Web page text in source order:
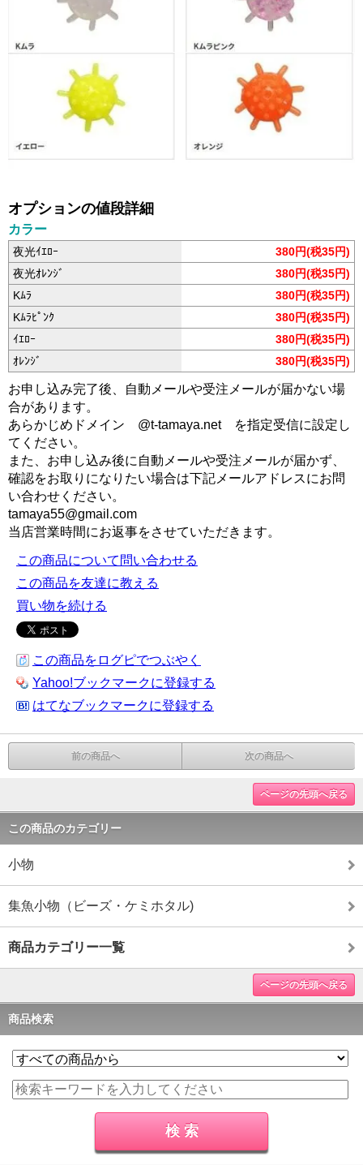
オプションの値段詳細
カラー
夜光ｲｴﾛｰ
380円(税35円)
夜光ｵﾚﾝｼﾞ
380円(税35円)
Kﾑﾗ
380円(税35円)
Kﾑﾗﾋﾟﾝｸ
380円(税35円)
ｲｴﾛｰ
380円(税35円)
ｵﾚﾝｼﾞ
380円(税35円)
お申し込み完了後、自動メールや受注メールが届かない場
合があります。
あらかじめドメイン @t-tamaya.net を指定受信に設定し
てください。
また、お申し込み後に自動メールや受注メールが届かず、
確認をお取りになりたい場合は下記メールアドレスにお問
い合わせください。
tamaya55@gmail.com
当店営業時間にお返事をさせていただきます。
この商品について問い合わせる
この商品を友達に教える
買い物を続ける
この商品をログピでつぶやく
Yahoo!ブックマークに登録する
はてなブックマークに登録する
前の商品へ 次の商品へ
ページの先頭へ戻る
この商品のカテゴリー
小物
集魚小物（ビーズ・ケミホタル)
商品カテゴリー一覧
ページの先頭へ戻る
商品検索